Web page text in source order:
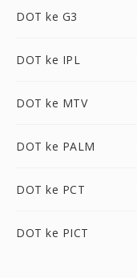
DOT ke G3
DOT ke IPL
DOT ke MTV
DOT ke PALM
DOT ke PCT
DOT ke PICT